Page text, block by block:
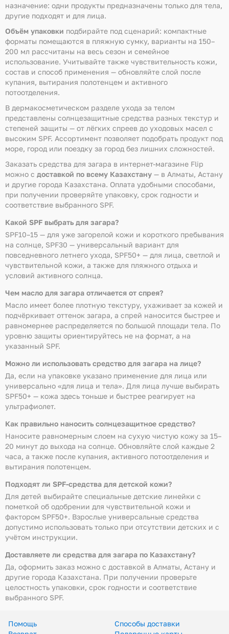
назначение: одни продукты предназначены только для тела,
другие подходят и для лица.
Объём упаковки подбирайте под сценарий: компактные
форматы помещаются в пляжную сумку, варианты на 150–
200 мл рассчитаны на весь сезон и семейное
использование. Учитывайте также чувствительность кожи,
состав и способ применения — обновляйте слой после
купания, вытирания полотенцем и активного
потоотделения.
В дермакосметическом разделе ухода за телом
представлены солнцезащитные средства разных текстур и
степеней защиты — от лёгких спреев до уходовых масел с
высоким SPF. Ассортимент позволяет подобрать продукт под
море, город или поездку за город без лишних сложностей.
Заказать средства для загара в интернет-магазине Flip
можно с доставкой по всему Казахстану — в Алматы, Астану
и другие города Казахстана. Оплата удобными способами,
при получении проверяйте упаковку, срок годности и
соответствие выбранного SPF.
Какой SPF выбрать для загара?
SPF10–15 — для уже загорелой кожи и короткого пребывания
на солнце, SPF30 — универсальный вариант для
повседневного летнего ухода, SPF50+ — для лица, светлой и
чувствительной кожи, а также для пляжного отдыха и
условий активного солнца.
Чем масло для загара отличается от спрея?
Масло имеет более плотную текстуру, ухаживает за кожей и
подчёркивает оттенок загара, а спрей наносится быстрее и
равномернее распределяется по большой площади тела. По
уровню защиты ориентируйтесь не на формат, а на
указанный SPF.
Можно ли использовать средство для загара на лице?
Да, если на упаковке указано применение для лица или
универсально «для лица и тела». Для лица лучше выбирать
SPF50+ — кожа здесь тоньше и быстрее реагирует на
ультрафиолет.
Как правильно наносить солнцезащитное средство?
Наносите равномерным слоем на сухую чистую кожу за 15–
20 минут до выхода на солнце. Обновляйте слой каждые 2
часа, а также после купания, активного потоотделения и
вытирания полотенцем.
Подходят ли SPF-средства для детской кожи?
Для детей выбирайте специальные детские линейки с
пометкой об одобрении для чувствительной кожи и
фактором SPF50+. Взрослые универсальные средства
допустимо использовать только при отсутствии детских и с
учётом инструкции.
Доставляете ли средства для загара по Казахстану?
Да, оформить заказ можно с доставкой в Алматы, Астану и
другие города Казахстана. При получении проверьте
целостность упаковки, срок годности и соответствие
выбранного SPF.
Помощь
Способы доставки